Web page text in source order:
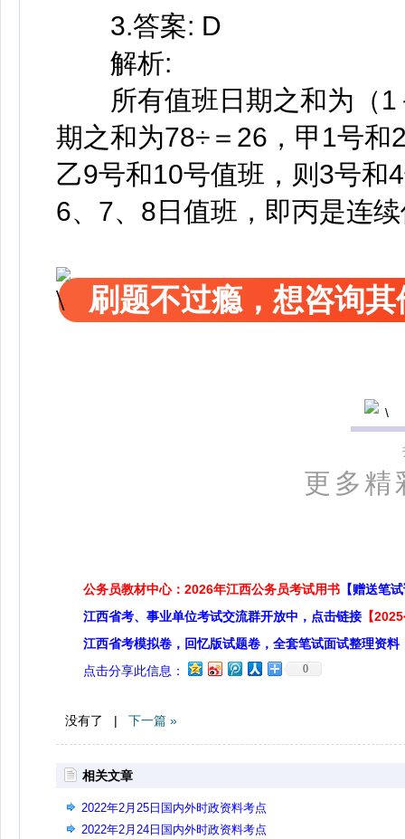
3.答案: D
解析:
所有值班日期之和为（1
期之和为78÷＝26，甲1号
乙9号和10号值班，则3号和
6、7、8日值班，即丙是连
刷题不过瘾，想咨询
更多精
公务员教材中心：2026年江西公务员考试用书 【赠送笔
江西省考、事业单位考试交流群开放中，点击链接 【
江西省考模拟卷，回忆版试题卷，全套笔试面试整理资料
点击分享此信息：
0
没有了 | 下一篇 »
相关文章
2022年2月25日国内外时政资料考点
2022年2月24日国内外时政资料考点